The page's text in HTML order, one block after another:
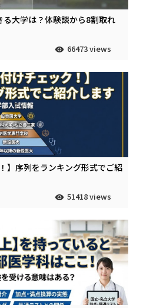
大学は？体験談から8割取れ
66473 views
】序列をランキング形式でご紹
51418 views